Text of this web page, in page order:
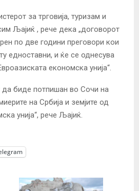
за трговија, туризам и
Љајиќ , рече дека „договорот
по две години преговори кои
едноставни, и ќе се однесува
економска унија“.
да биде потпишан во Сочи на
на Србија и земјите од
унија“, рече Љајиќ.